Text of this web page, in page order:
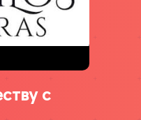
с